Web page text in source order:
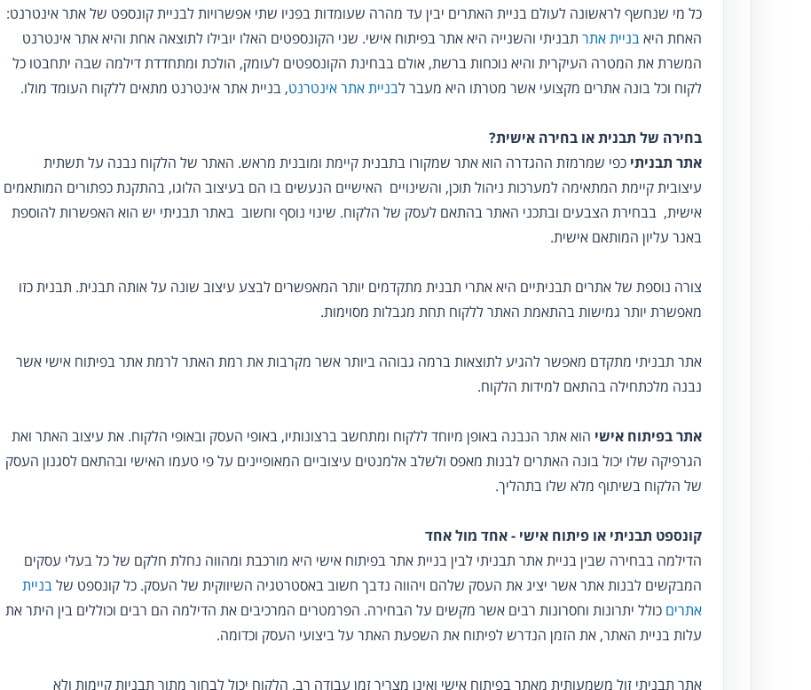
כל מי שנחשף לראשונה לעולם בניית האתרים יבין עד מהרה שעומדות בפניו שתי אפשרויות לבניית קונספט של אתר אינטרנט:
האחת היאבניית אתר תבניתי והשנייה היא אתר בפיתוח אישי. שני הקונספטים האלו יובילו לתוצאה אחת והיא אתר אינטרנט
המשרת את המטרה העיקרית והיא נוכחות ברשת, אולם בבחינת הקונספטים לעומק, הולכת ומתחדדת דילמה שבה יתחבטו כל
לקוח וכל בונה אתרים מקצועי אשר מטרתו היא מעבר לבניית אתר אינטרנט, בניית אתר אינטרנט מתאים ללקוח העומד מולו.
בחירה של תבנית או בחירה אישית?
אתר תבניתי כפי שמרמזת ההגדרה הוא אתר שמקורו בתבנית קיימת ומובנית מראש. האתר של הלקוח נבנה על תשתית
עיצובית קיימת המתאימה למערכות ניהול תוכן, והשינויים האישיים הנעשים בו הם בעיצוב הלוגו, בהתקנת כפתורים המותאמים
אישית, בבחירת הצבעים ובתכני האתר בהתאם לעסק של הלקוח. שינוי נוסף וחשוב באתר תבניתי יש הוא האפשרות להוספת
באנר עליון המותאם אישית.
צורה נוספת של אתרים תבניתיים היא אתרי תבנית מתקדמים יותר המאפשרים לבצע עיצוב שונה על אותה תבנית. תבנית כזו
מאפשרת יותר גמישות בהתאמת האתר ללקוח תחת מגבלות מסוימות.
אתר תבניתי מתקדם מאפשר להגיע לתוצאות ברמה גבוהה ביותר אשר מקרבות את רמת האתר לרמת אתר בפיתוח אישי אשר
נבנה מלכתחילה בהתאם למידות הלקוח.
אתר בפיתוח אישי הוא אתר הנבנה באופן מיוחד ללקוח ומתחשב ברצונותיו, באופי העסק ובאופי הלקוח. את עיצוב האתר ואת
הגרפיקה שלו יכול בונה האתרים לבנות מאפס ולשלב אלמנטים עיצוביים המאופיינים על פי טעמו האישי ובהתאם לסגנון העסק
של הלקוח בשיתוף מלא שלו בתהליך.
קונספט תבניתי או פיתוח אישי - אחד מול אחד
הדילמה בבחירה שבין בניית אתר תבניתי לבין בניית אתר בפיתוח אישי היא מורכבת ומהווה נחלת חלקם של כל בעלי עסקים
המבקשים לבנות אתר אשר יציג את העסק שלהם ויהווה נדבך חשוב באסטרטגיה השיווקית של העסק. כל קונספט שלבניית
אתרים כולל יתרונות וחסרונות רבים אשר מקשים על הבחירה. הפרמטרים המרכיבים את הדילמה הם רבים וכוללים בין היתר את
עלות בניית האתר, את הזמן הנדרש לפיתוח את השפעת האתר על ביצועי העסק וכדומה.
אתר תבניתי זול משמעותית מאתר בפיתוח אישי ואינו מצריך זמן עבודה רב. הלקוח יכול לבחור מתוך תבניות קיימות ולא